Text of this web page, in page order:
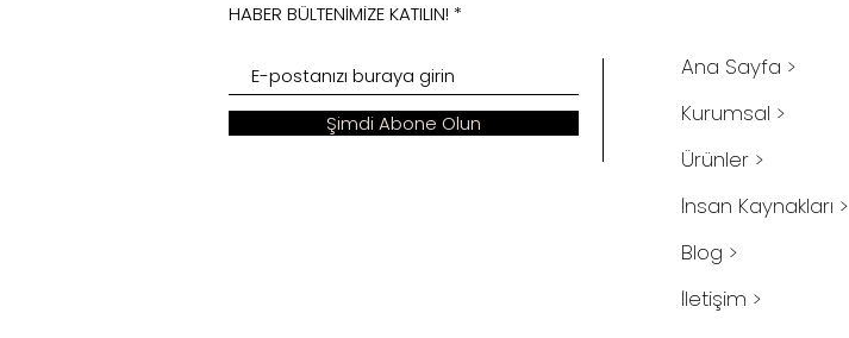
HABER BÜLTENİMİZE KATILIN!
Şimdi Abone Olun
Ana Sayfa >
Kurumsal >
Ürünler >
İnsan Kaynakları >
Blog >
İletişim >